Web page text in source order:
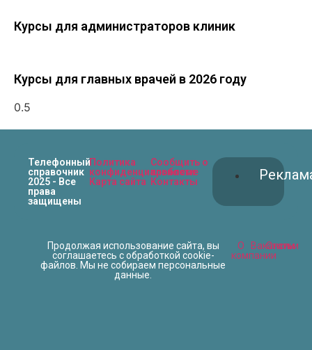
Курсы для администраторов клиник
Курсы для главных врачей в 2026 году
Телефонный
справочник
2025 - Все
права
защищены
Политика
конфиденциальности
Карта сайта
Сообщить о
проблеме
Контакты
Продолжая использование сайта, вы
соглашаетесь с обработкой cookie-
файлов. Мы не собираем персональные
данные.
О
компании
Вакансии
Статьи